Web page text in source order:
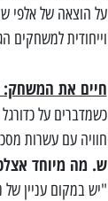
על הוצאה של אלפי
וייחודית למשחקים
חיים את
כשמדברים על
חוויה עם עשרות
ש. מה מיוחד
"יש במקום עניין של